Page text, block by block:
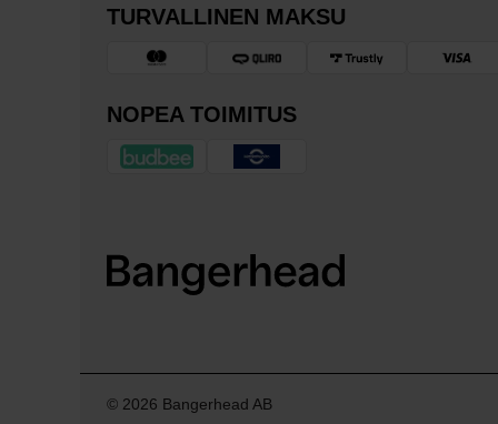
TURVALLINEN MAKSU
NOPEA TOIMITUS
© 2026 Bangerhead AB